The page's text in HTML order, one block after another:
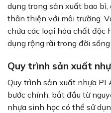
dụng trong sản xuất bao
thân thiện với môi trường.
chứa các loại hóa chất độc
dụng rộng rãi trong đời
Quy trình sản xuất
Quy trình sản xuất nhựa
bước chính, bắt đầu từ
nhựa sinh học có thể sử